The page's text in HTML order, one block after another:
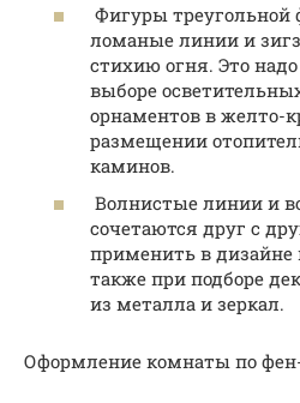
Фигуры
ломаные линии и
стихию огня. Это
выборе
орнаментов в желто-
размещении
каминов.
Волнистые линии и
сочетаются друг с
применить в дизайне
также при подборе
из металла и зеркал.
Оформление комнаты по